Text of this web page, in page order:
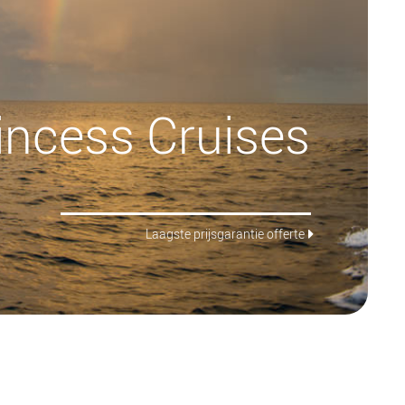
Cruises
Laagste prijsgarantie offerte